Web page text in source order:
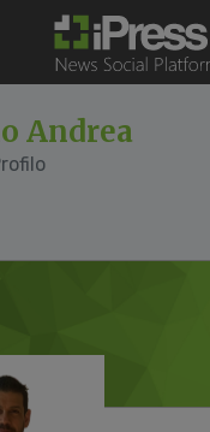
Andrea